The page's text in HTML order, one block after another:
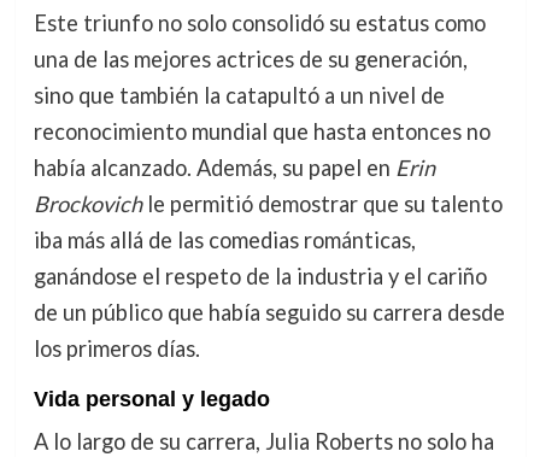
Este triunfo no solo consolidó su estatus como
una de las mejores actrices de su generación,
sino que también la catapultó a un nivel de
reconocimiento mundial que hasta entonces no
había alcanzado. Además, su papel en Erin
Brockovichle permitió demostrar que su talento
iba más allá de las comedias románticas,
ganándose el respeto de la industria y el cariño
de un público que había seguido su carrera desde
los primeros días.
Vida personal y legado
A lo largo de su carrera, Julia Roberts no solo ha